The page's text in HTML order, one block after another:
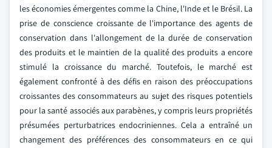
les économies émergentes comme la Chine, l'Inde et le Brésil. La
prise de conscience croissante de l'importance des agents de
conservation dans l'allongement de la durée de conservation
des produits et le maintien de la qualité des produits a encore
stimulé la croissance du marché. Toutefois, le marché est
également confronté à des défis en raison des préoccupations
croissantes des consommateurs au sujet des risques potentiels
pour la santé associés aux parabènes, y compris leurs propriétés
présumées perturbatrices endocriniennes. Cela a entraîné un
changement des préférences des consommateurs en ce qui